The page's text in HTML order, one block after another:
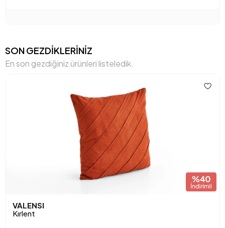
SON GEZDİKLERİNİZ
En son gezdiğiniz ürünleri listeledik.
VALENSI
Kırlent